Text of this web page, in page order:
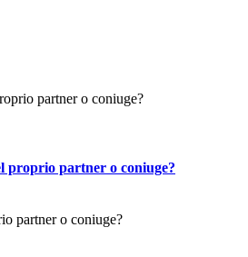
proprio partner o coniuge?